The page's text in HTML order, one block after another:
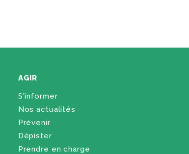
AGIR
S'informer
Nos actualités
Prévenir
Dépister
Prendre en charge